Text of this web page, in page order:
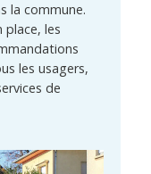
la commune.
place, les
les usagers,
de